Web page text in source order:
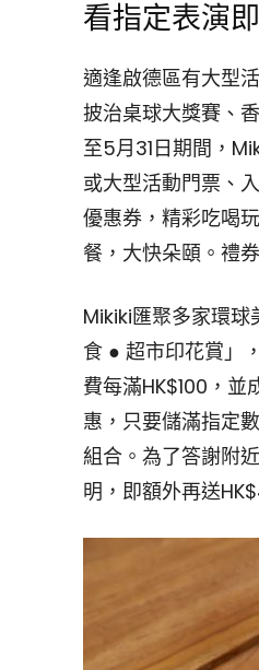
看指定表演
適逢啟德區有大型
披治桌球大獎賽、
至5月31日期間，
或大型活動門票、
優惠券，精彩吃喝
餐，大快朵頤。禮
Mikiki匯聚多家環球
食 ● 超市印花賞」
費每滿HK$100，
惠，只要儲滿指定
組合。為了答謝附
明，即額外再送